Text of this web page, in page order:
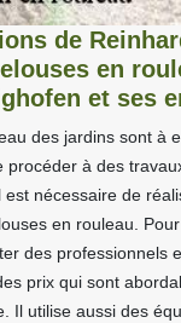
de
en
et ses
des jardins sont à
procéder à des
est nécessaire de
en rouleau.
des professionnels
prix qui sont
Il utilise aussi des